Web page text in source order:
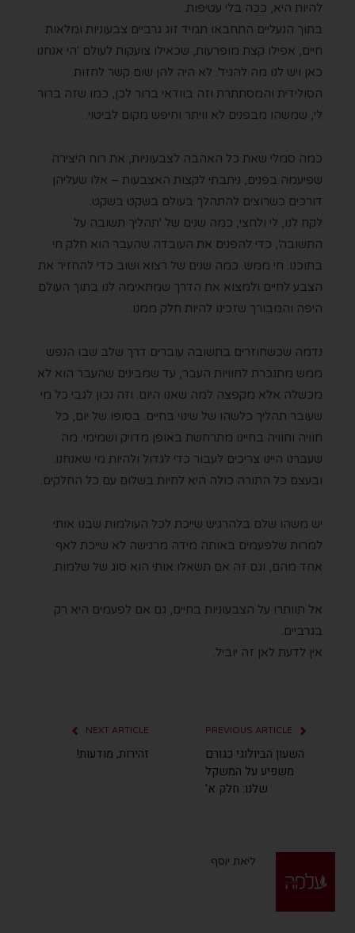
להיות היא, ככה בלי עטיפות.
בתוך הנעליים התחבאו תמיד זוג גרביים צבעוניות ומלאות
חיים, אפילו קצת מופרעות, שכאילו צועקות לעולם 'הי אנחנו
כאן ויש לנו מה להגיד'. לא היה להן שום קשר לחזות
הסולידית והמסתתרת וזה בוודאי ברור לכן, כמו שזה ברור
לי, שמשהו מבפנים לא וויתר וחיפש מקום לביטוי.
כמה סמלי שאת כל האהבה לצבעוניות, את רוח היצירה
שפיעמה בפנים, ניתבתי לקצות האצבעות – אלו שעליהן
דורכים כשרוצים להתהלך בעולם בשקט בשקט.
לקח לנו, לי ולחצי, כמה שנים של 'תהליך תשובה על
התשובה', כדי להפנים את העובדה שהעבר הוא חלק חי
בתוכנו. חי ממש. כמה שנים של רצוא ושוב כדי להחזיר את
הצבע לחיים ולמצוא את הדרך שמתאימה לנו בתוך העולם
היפה והמבורך שזכינו להיות חלק ממנו.
נדמה שכשחוזרים בתשובה עוברים דרך שלב שבו הנפש
ממש מתנכרת לחוויות העבר, עד שמבינים שהעבר הוא לא
מכשלה אלא מקפצה למה שאנו היום. וזה נכון לגבי כל מי
שעובר תהליך כלשהו של שינוי בחיים. בסופו של יום, כל
חוויה וחוויה בחיינו מתרחשת באופן מדויק ושמימי. מה
שעברנו היינו צריכים לעבור כדי לגדול ולהיות מי שאנחנו.
ובעצם כל התורה כולה היא לחיות בשלום עם כל החלקים.
יש משהו שלם בלהרגיש שייכת לכל העולמות שבנו אותי
למרות שלפעמים באותה מידה מרגישה לא שייכת לאף
אחד מהם, וגם זה אם תשאלו אותי הוא סוג של שלמות.
אל תוותרו על הצבעוניות בחיים, גם אם לפעמים היא רק
בגרביים.
אין לדעת לאן זה יוביל.
השעון הביולוגי כגורם
משפיע על המשקל
שלנו: חלק א'
NEXT ARTICLE
זהירות, מודעות!
ליאת יוסף